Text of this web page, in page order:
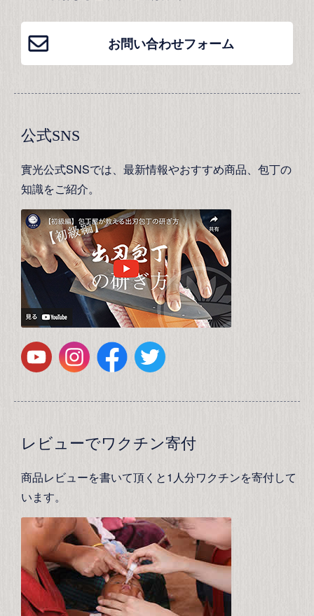
お問い合わせフォーム
公式SNS
實光公式SNSでは、最新情報やおすすめ商品、包丁の
知識をご紹介。
レビューでワクチン寄付
商品レビューを書いて頂くと1人分ワクチンを寄付して
います。